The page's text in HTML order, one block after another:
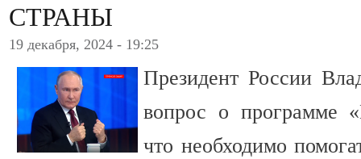
СТРАНЫ
19 декабря, 2024 - 19:25
Президент России
вопрос о программе
что необходимо